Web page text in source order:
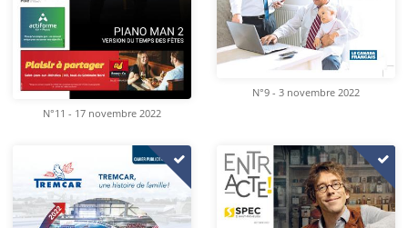
N°11 - 17 novembre 2022
N°9 - 3 novembre 2022